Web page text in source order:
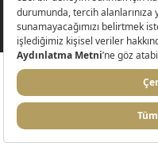
© 2026 EMSAN